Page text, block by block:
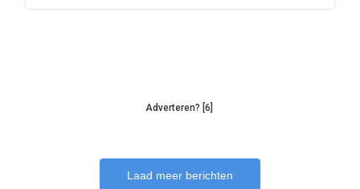
Adverteren? [6]
Laad meer berichten